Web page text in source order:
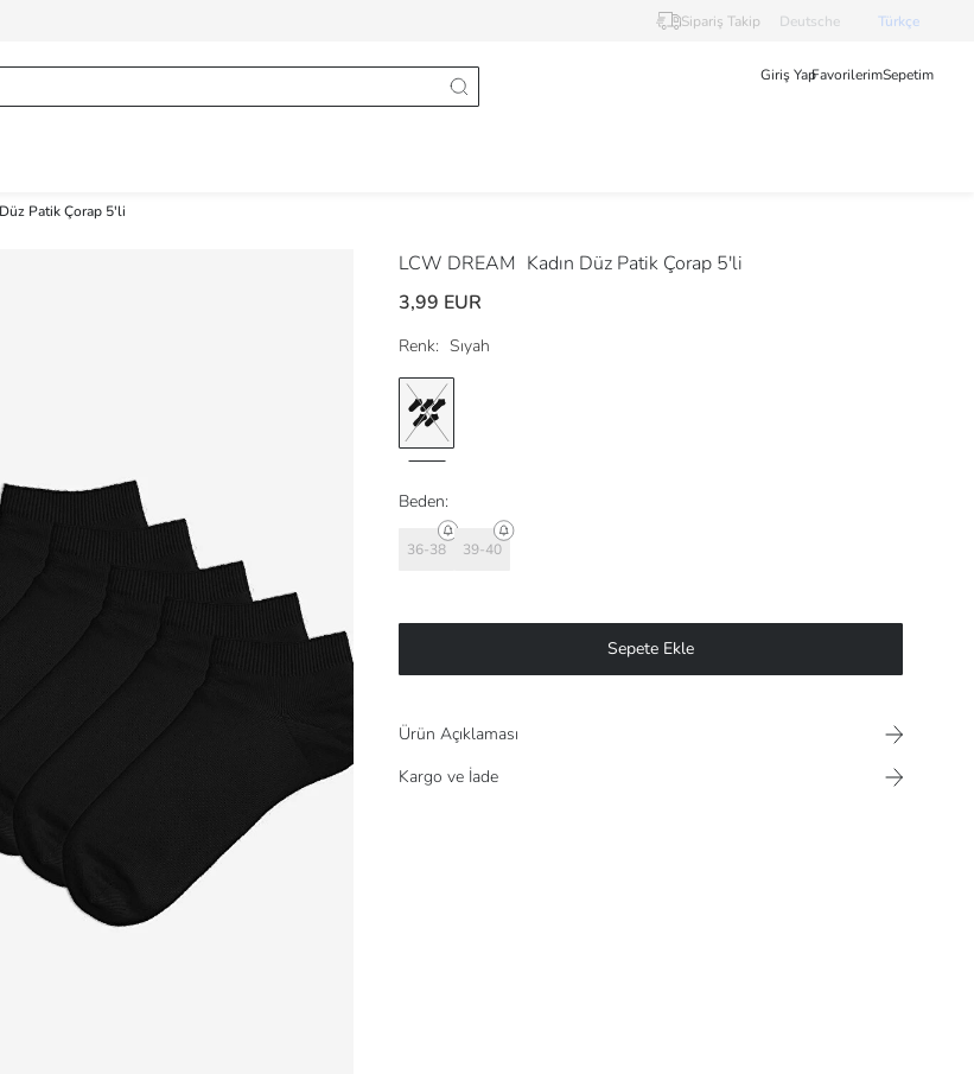
Sipariş Takip Deutsche Türkçe
Giriş YapFavorilerimSepetim
Patik Çorap 5'li
LCW DREAM Kadın Düz Patik Çorap 5'li
3,99 EUR
Renk: Sıyah
Beden:
36-38 39-40
Sepete Ekle
Ürün Açıklaması
Kargo ve İade